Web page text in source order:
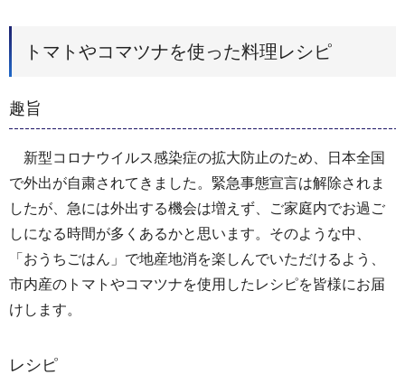
トマトやコマツナを使った料理レシピ
趣旨
新型コロナウイルス感染症の拡大防止のため、日本全国
で外出が自粛されてきました。緊急事態宣言は解除されま
したが、急には外出する機会は増えず、ご家庭内でお過ご
しになる時間が多くあるかと思います。そのような中、
「おうちごはん」で地産地消を楽しんでいただけるよう、
市内産のトマトやコマツナを使用したレシピを皆様にお届
けします。
レシピ